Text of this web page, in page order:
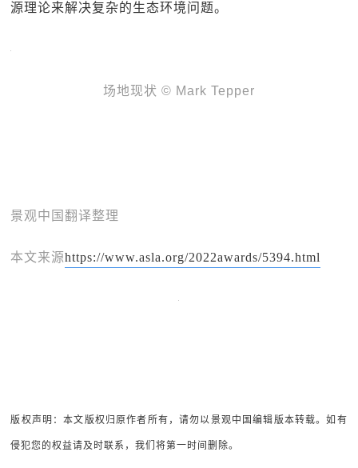
源理论来解决复杂的生态环境问题。
场地现状 © Mark Tepper
景观中国翻译整理
本文来源https://www.asla.org/2022awards/5394.html
版权声明：本文版权归原作者所有，请勿以景观中国编辑版本转载。如有
侵犯您的权益请及时联系，我们将第一时间删除。